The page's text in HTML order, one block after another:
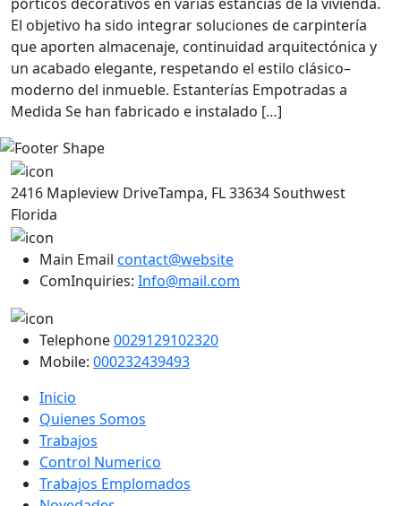
El objetivo ha sido integrar soluciones de carpintería
que aporten almacenaje, continuidad arquitectónica y
un acabado elegante, respetando el estilo clásico–
moderno del inmueble. Estanterías Empotradas a
Medida Se han fabricado e instalado […]
2416 Mapleview DriveTampa, FL 33634 Southwest
Florida
Main Email contact@website
ComInquiries: Info@mail.com
Telephone0029129102320
Mobile: 000232439493
Inicio
Quienes Somos
Trabajos
Control Numerico
Trabajos Emplomados